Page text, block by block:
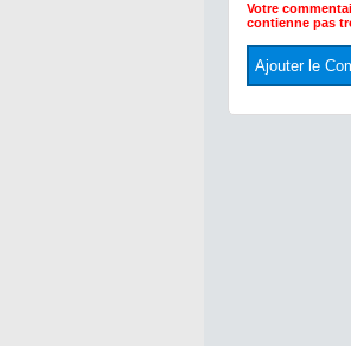
Votre
contienne pas